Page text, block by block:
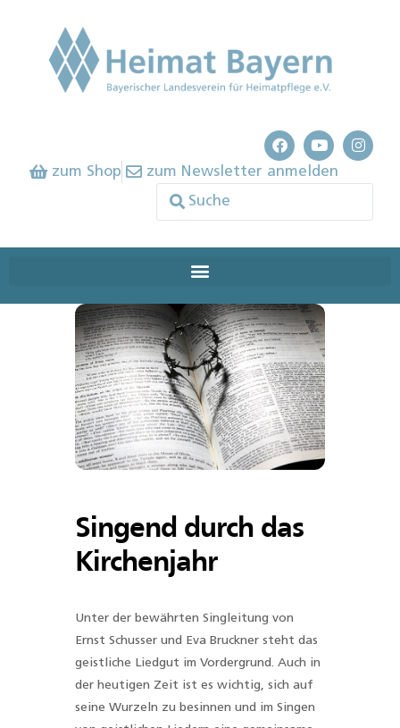
zum Shop zum Newsletter anmelden
Singend durch das
Kirchenjahr
Unter der bewährten Singleitung von
Ernst Schusser und Eva Bruckner steht das
geistliche Liedgut im Vordergrund. Auch in
der heutigen Zeit ist es wichtig, sich auf
seine Wurzeln zu besinnen und im Singen